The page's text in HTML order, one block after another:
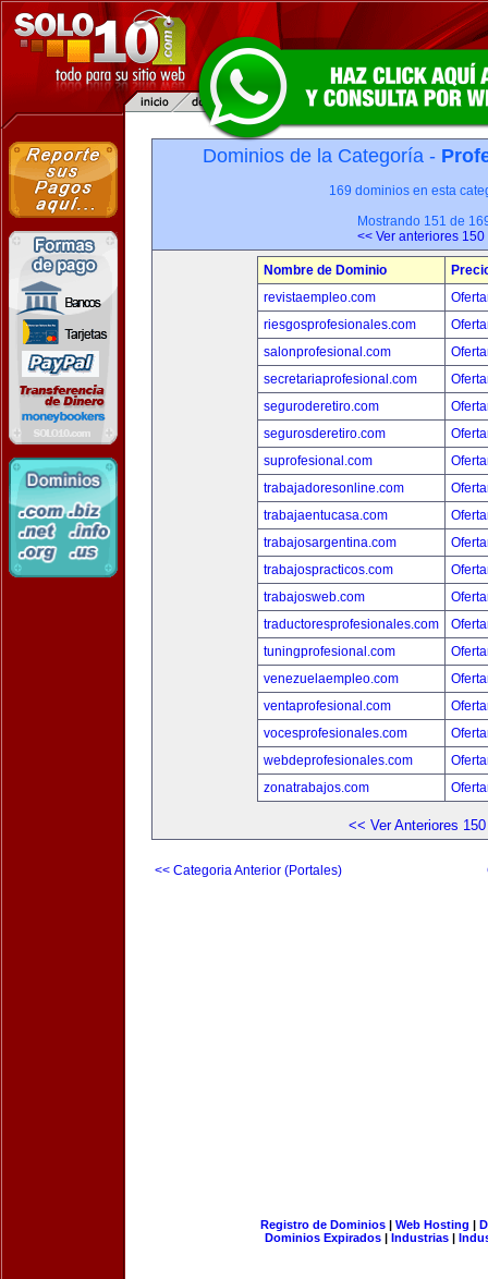
Dominios de la Categoría -
169 dominios en esta
Mostrando 151 de
<< Ver anteriores 150
Nombre de Dominio
revistaempleo.com
riesgosprofesionales.com
salonprofesional.com
secretariaprofesional.com
seguroderetiro.com
segurosderetiro.com
suprofesional.com
trabajadoresonline.com
trabajaentucasa.com
trabajosargentina.com
trabajospracticos.com
trabajosweb.com
traductoresprofesionales.com
tuningprofesional.com
venezuelaempleo.com
ventaprofesional.com
vocesprofesionales.com
webdeprofesionales.com
zonatrabajos.com
<< Ver Anteriores 150
<< Categoria Anterior (Portales)
Registro de Dominios| Web Hosting |
Dominios Expirados | Industrias |